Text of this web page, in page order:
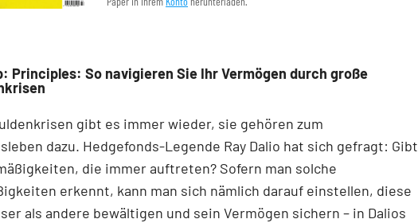
Principles: So navigieren Sie Ihr Vermögen durch große
gibt es immer wieder, sie gehören zum
dazu. Hedgefonds-Legende Ray Dalio hat sich gefragt: Gibt
die immer auftreten? Sofern man solche
erkennt, kann man sich nämlich darauf einstellen, diese
als andere bewältigen und sein Vermögen sichern – in Dalios